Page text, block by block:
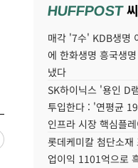
HUFFPOST
매각 '7수' KDB생명
에 한화생명 흥국생
냈다
SK하이닉스 '용인 D
투입한다 : '연평균
인프라 시장 핵심플
롯데케미칼 첨단소
업이익 1101억으로